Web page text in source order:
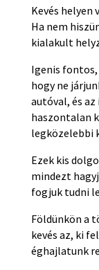
Kevés helyen
Ha nem
kialakult
Igenis
hogy ne
autóval, és az
haszontalan
legközelebbi
Ezek kis
mindezt
fogjuk tudni
Földünkön a
kevés az, ki
éghajlatunk